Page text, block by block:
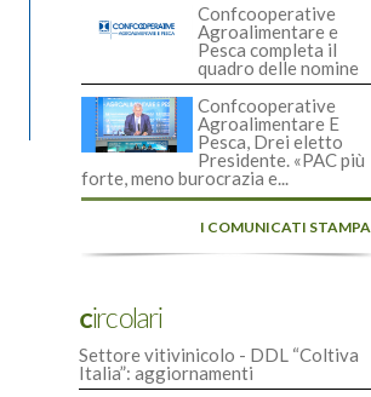
Confcooperative
Agroalimentare e
Pesca completa il
quadro delle nomine
Confcooperative
Agroalimentare E
Pesca, Drei eletto
Presidente. «PAC più
forte, meno burocrazia e...
I COMUNICATI STAMPA
Circolari
Settore vitivinicolo - DDL “Coltiva
Italia”: aggiornamenti